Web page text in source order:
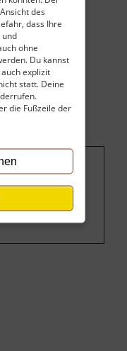
des
dass Ihre
und
ohne
Du kannst
explizit
statt. Deine
die Fußzeile der
wird
.